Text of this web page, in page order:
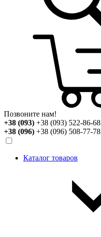
Позвоните нам!
+38 (093) +38 (093) 522-86-68
+38 (096) +38 (096) 508-77-78
Каталог товаров